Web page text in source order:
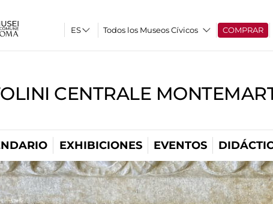
Todos los Museos Cívicos COMPRAR
CENTRALE
EXHIBICIONES EVENTOS